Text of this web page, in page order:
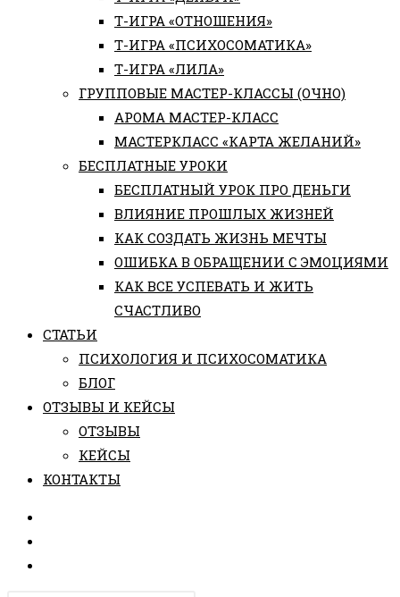
Т-ИГРА «ОТНОШЕНИЯ»
Т-ИГРА «ПСИХОСОМАТИКА»
Т-ИГРА «ЛИЛА»
ГРУППОВЫЕ МАСТЕР-КЛАССЫ (ОЧНО)
АРОМА МАСТЕР-КЛАСС
МАСТЕРКЛАСС «КАРТА ЖЕЛАНИЙ»
БЕСПЛАТНЫЕ УРОКИ
БЕСПЛАТНЫЙ УРОК ПРО ДЕНЬГИ
ВЛИЯНИЕ ПРОШЛЫХ ЖИЗНЕЙ
КАК СОЗДАТЬ ЖИЗНЬ МЕЧТЫ
ОШИБКА В ОБРАЩЕНИИ С ЭМОЦИЯМИ
КАК ВСЕ УСПЕВАТЬ И ЖИТЬ
СЧАСТЛИВО
СТАТЬИ
ПCИХОЛОГИЯ И ПСИХОСОМАТИКА
БЛОГ
ОТЗЫВЫ И КЕЙСЫ
ОТЗЫВЫ
КЕЙСЫ
КОНТАКТЫ